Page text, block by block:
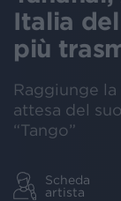
Italia
più
Raggiunge la
attesa del
“Tango”
Scheda
artista